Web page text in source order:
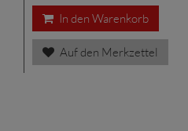
In den Warenkorb
Auf den Merkzettel